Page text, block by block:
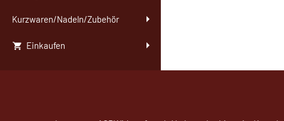
Kurzwaren/Nadeln/Zubehör
Einkaufen